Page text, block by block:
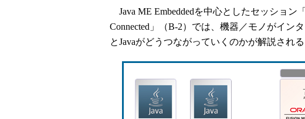
Java ME Embeddedを中心としたセッション
Connected」（B-2）では、機器／モノがイン
とJavaがどうつながっていくのかが解説される